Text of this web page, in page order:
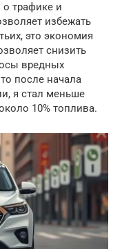
трафике и
избежать
это экономия
снизить
вредных
после начала
я стал меньше
10% топлива.